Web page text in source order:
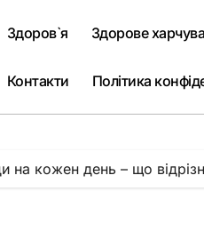
Здоров`я Здорове
Контакти Політика
на кожен день – що